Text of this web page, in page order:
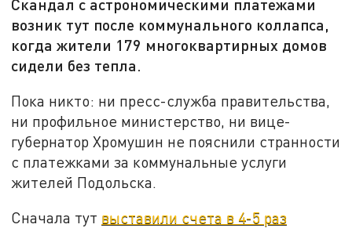
Скандал с астрономическими платежами
возник тут после коммунального коллапса,
когда жители 179 многоквартирных домов
сидели без тепла.
Пока никто: ни пресс-служба правительства,
ни профильное министерство, ни вице-
губернатор Хромушин не пояснили странности
с платежками за коммунальные услуги
жителей Подольска.
Сначала тут выставили счета в 4-5 раз